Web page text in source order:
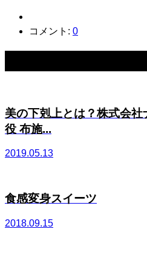
コメント: 0
美の下剋上とは？株式会
役 布施...
2019.05.13
食感変身スイーツ
2018.09.15